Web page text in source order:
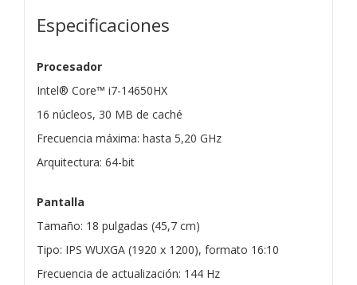
Especificaciones
Procesador
Intel® Core™ i7-14650HX
16 núcleos, 30 MB de caché
Frecuencia máxima: hasta 5,20 GHz
Arquitectura: 64-bit
Pantalla
Tamaño: 18 pulgadas (45,7 cm)
Tipo: IPS WUXGA (1920 x 1200), formato 16:10
Frecuencia de actualización: 144 Hz